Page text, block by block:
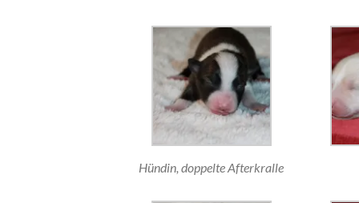
Hündin, doppelte Afterkralle